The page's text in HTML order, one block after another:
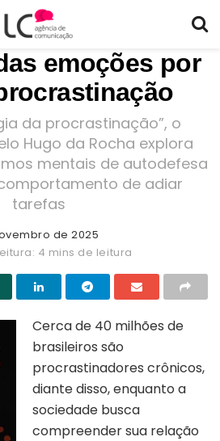
emoções por
da procrastinação”, o
Hugo da Rocha explora
mentais de autodefesa
de adiar
tarefas
de 2025
4 mins de leitura
Cerca de 40 milhões de
brasileiros são
procrastinadores crônicos,
diante disso, enquanto a
sociedade busca
compreender sua relação